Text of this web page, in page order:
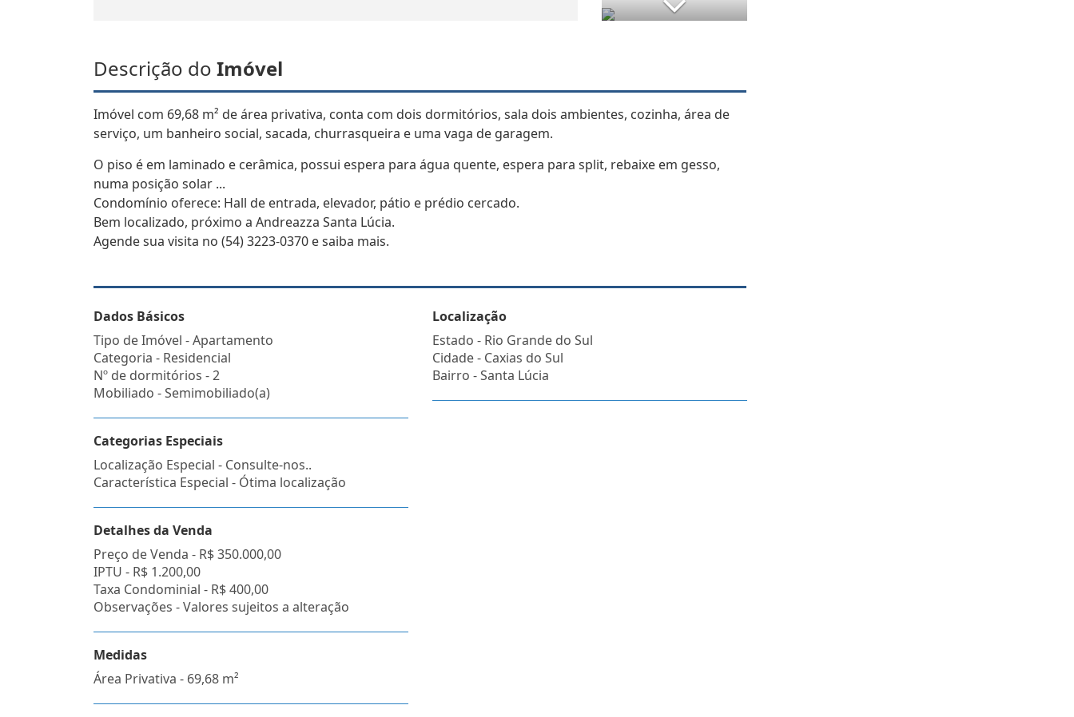
Descrição do Imóvel
Imóvel com 69,68 m² de área privativa, conta com dois dormitórios, sala dois ambientes, cozinha, área de
serviço, um banheiro social, sacada, churrasqueira e uma vaga de garagem.
O piso é em laminado e cerâmica, possui espera para água quente, espera para split, rebaixe em gesso,
numa posição solar ...
Condomínio oferece: Hall de entrada, elevador, pátio e prédio cercado.
Bem localizado, próximo a Andreazza Santa Lúcia.
Agende sua visita no (54) 3223-0370 e saiba mais.
Dados Básicos
Tipo de Imóvel - Apartamento
Categoria - Residencial
Nº de dormitórios - 2
Mobiliado - Semimobiliado(a)
Categorias Especiais
Localização Especial - Consulte-nos..
Característica Especial - Ótima localização
Detalhes da Venda
Preço de Venda - R$ 350.000,00
IPTU - R$ 1.200,00
Taxa Condominial - R$ 400,00
Observações - Valores sujeitos a alteração
Medidas
Área Privativa - 69,68 m²
Localização
Estado - Rio Grande do Sul
Cidade - Caxias do Sul
Bairro -Santa Lúcia